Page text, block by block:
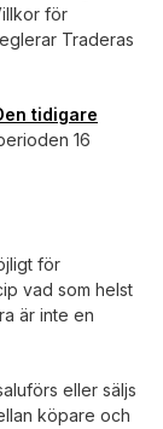
för
Traderas
tidigare
16
för
vad som helst
är inte en
eller säljs
köpare och